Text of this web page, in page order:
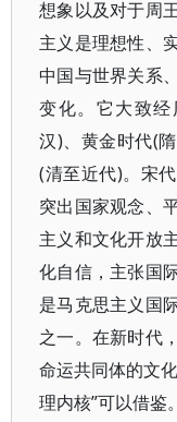
想象以及对于周
主义是理想性、
中国与世界关系
变化。它大致
汉)、黄金时代(
(清至近代)。宋
突出国家观念、
主义和文化开放
化自信，主张国
是马克思主义国
之一。在新时代
命运共同体的文
理内核”可以借鉴